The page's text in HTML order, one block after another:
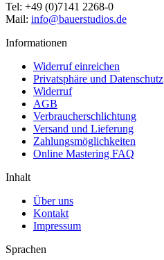
Tel: +49 (0)7141 2268-0
Mail: info@bauerstudios.de
Informationen
Widerruf einreichen
Privatsphäre und Datenschutz
Widerruf
AGB
Verbraucherschlichtung
Versand und Lieferung
Zahlungsmöglichkeiten
Online Mastering FAQ
Inhalt
Über uns
Kontakt
Impressum
Sprachen